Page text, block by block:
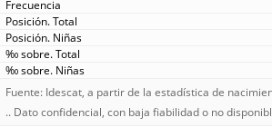
Fuente: Idescat, a partir de la estadística de
.. Dato confidencial, con baja fiabilidad o no